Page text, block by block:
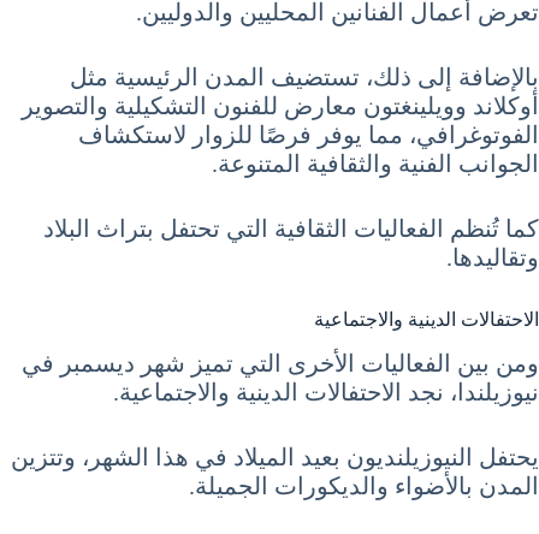
تعرض أعمال الفنانين المحليين والدوليين.
بالإضافة إلى ذلك، تستضيف المدن الرئيسية مثل
أوكلاند وويلينغتون معارض للفنون التشكيلية والتصوير
الفوتوغرافي، مما يوفر فرصًا للزوار لاستكشاف
الجوانب الفنية والثقافية المتنوعة.
كما تُنظم الفعاليات الثقافية التي تحتفل بتراث البلاد
وتقاليدها.
الاحتفالات الدينية والاجتماعية
ومن بين الفعاليات الأخرى التي تميز شهر ديسمبر في
نيوزيلندا، نجد الاحتفالات الدينية والاجتماعية.
يحتفل النيوزيلنديون بعيد الميلاد في هذا الشهر، وتتزين
المدن بالأضواء والديكورات الجميلة.